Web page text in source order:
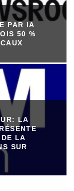
PAR IA
50 %
LA
LA
SUR